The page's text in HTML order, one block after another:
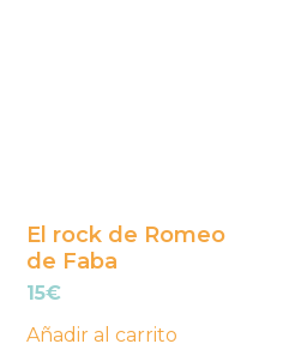
El rock de Romeo
de Faba
15€
Añadir al carrito